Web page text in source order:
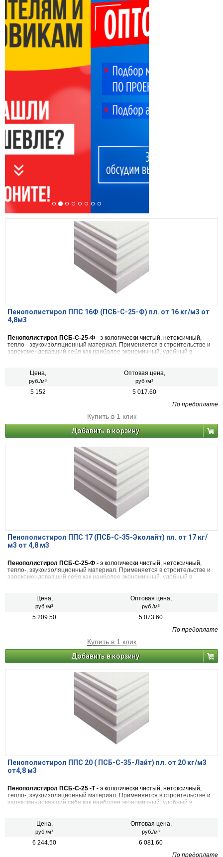
Пенополистирол ППС 16Ф (ПСБ-С-25-Ф) пл. от 16 кг/м3 от
4,8м3
Пенополистирол ПСБ-С-25-Ф - э кологически чистый, нетоксичный,
тепло - звукоизоляционный материал. Применяется в строительстве и
зарекомендовавший себя как наиболее экономичный, удобный в
Цена,
руб./м³
Оптовая цена,
руб./м³
5 152
5 017.60
По предоплате
Купить в 1 клик
Добавить в корзину
Пенополистирол ППС 17 (ПСБ-С-35-Эколайт) пл. от 17 кг/
м3 от 4,8 м3
Пенополистирол ПСБ-С-25-Ф - э кологически чистый, нетоксичный,
тепло-, звукоизоляционный материал. Применяется в строительстве и
зарекомендовавший себя как наиболее экономичный, удобный в
Цена,
руб./м³
Оптовая цена,
руб./м³
5 209.50
5 073.60
По предоплате
Купить в 1 клик
Добавить в корзину
Пенополистирол ППС 20 ( ПСБ-С-35-Лайт) пл. от 20 кг/м3
от4,8 м3
Пенополистирол ПСБ-С-25 -Т- э кологически чистый, нетоксичный,
тепло-, звукоизоляционный материал. Применяется в строительстве и
зарекомендовавший себя как наиболее экономичный, удобный в
Цена,
руб./м³
Оптовая цена,
руб./м³
6 244.50
6 081.60
По предоплате